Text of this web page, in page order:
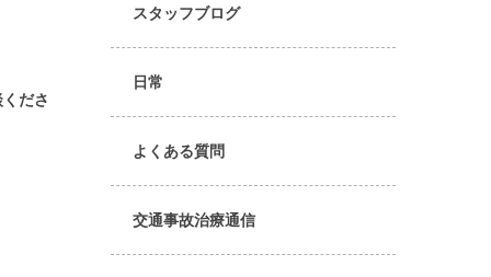
ださ
スタッフブログ
日常
よくある質問
交通事故治療通信